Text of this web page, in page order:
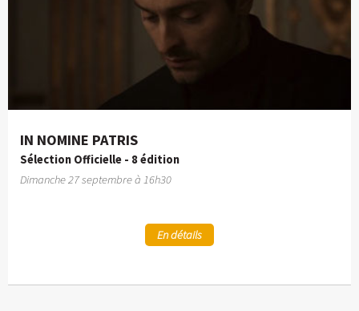
IN NOMINE PATRIS
Sélection Officielle - 8 édition
Dimanche 27 septembre à 16h30
En détails